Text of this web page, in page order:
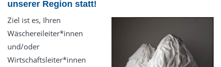
Impressum
unserer Region statt!
Ziel ist es, Ihren
Wäschereileiter*innen
und/oder
Wirtschaftsleiter*innen